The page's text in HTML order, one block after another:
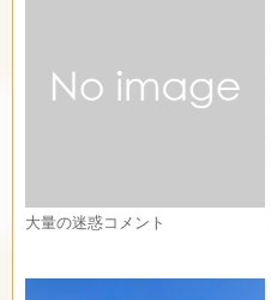
大量の迷惑コメント